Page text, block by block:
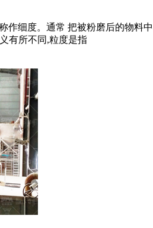
作细度。通常 把被粉磨后的物
有所不同,粒度是指